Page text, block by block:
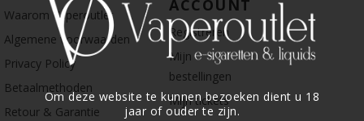
Om deze website te kunnen bezoeken dient u 18
jaar of ouder te zijn.
Waarom Vaperoutlet
Algemene voorwaarden
Privacy Policy
Betaalmethoden
Retour & Garantie
ACCOUNT
Registreren
Mijn
bestellingen
Mijn tickets